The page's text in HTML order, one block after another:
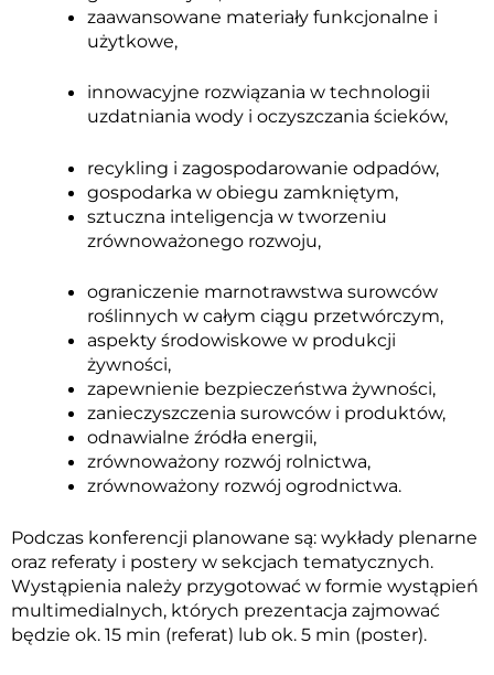
zaawansowane materiały funkcjonalne i
użytkowe,
innowacyjne rozwiązania w technologii
uzdatniania wody i oczyszczania ścieków,
recykling i zagospodarowanie odpadów,
gospodarka w obiegu zamkniętym,
sztuczna inteligencja w tworzeniu
zrównoważonego rozwoju,
ograniczenie marnotrawstwa surowców
roślinnych w całym ciągu przetwórczym,
aspekty środowiskowe w produkcji
żywności,
zapewnienie bezpieczeństwa żywności,
zanieczyszczenia surowców i produktów,
odnawialne źródła energii,
zrównoważony rozwój rolnictwa,
zrównoważony rozwój ogrodnictwa.
Podczas konferencji planowane są: wykłady plenarne
oraz referaty i postery w sekcjach tematycznych.
Wystąpienia należy przygotować w formie wystąpień
multimedialnych, których prezentacja zajmować
będzie ok. 15 min (referat) lub ok. 5 min (poster).